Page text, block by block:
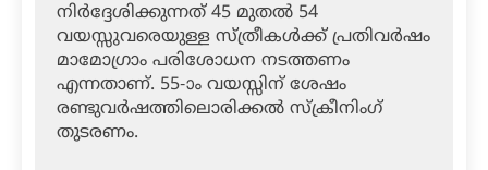
നിര്‍ദ്ദേശിക്കുന്നത് 45 മുതല്‍ 54
വയസ്സുവരെയുള്ള സ്ത്രീകള്‍ക്ക് പ്രതിവര്‍ഷം
മാമോഗ്രാം പരിശോധന നടത്തണം
എന്നതാണ്. 55-ാം വയസ്സിന് ശേഷം
രണ്ടുവര്‍ഷത്തിലൊരിക്കല്‍ സ്‌ക്രീനിംഗ്
തുടരണം.